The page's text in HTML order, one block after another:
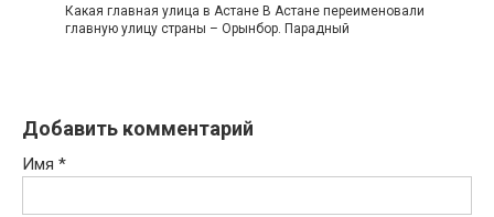
Какая главная улица в Астане В Астане переименовали
главную улицу страны – Орынбор. Парадный
Добавить комментарий
Имя *